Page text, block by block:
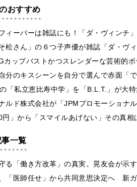
おすすめ
ィーバーは雑誌にも！「ダ・ヴィンチ
松さん」の６つ子声優が雑誌「ダ・ヴ
カップバストかつスレンダーな芸術的
分のキスシーンを自分で選んで赤面「
「私立恵比寿中学」を「B.L.T.」が大
ルド株式会社が「JPMプロモーショナ
0円」から「スマイルあげない」その真
一覧
る「働き方改革」の真実。晃友会が示
「医師任せ」から共同意思決定へ 新